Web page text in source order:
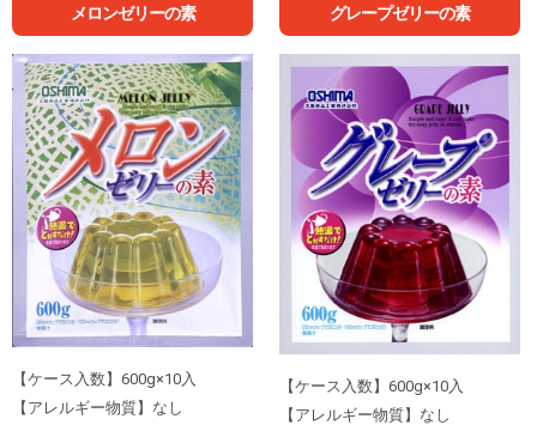
メロンゼリーの素
【ケース入数】600g×10入
【アレルギー物質】なし
グレープゼリーの素
【ケース入数】600g×10入
【アレルギー物質】なし